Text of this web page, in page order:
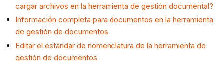
cargar archivos en la herramienta de gestión documental?
Información completa para documentos en la herramienta
de gestión de documentos
Editar el estándar de nomenclatura de la herramienta de
gestión de documentos